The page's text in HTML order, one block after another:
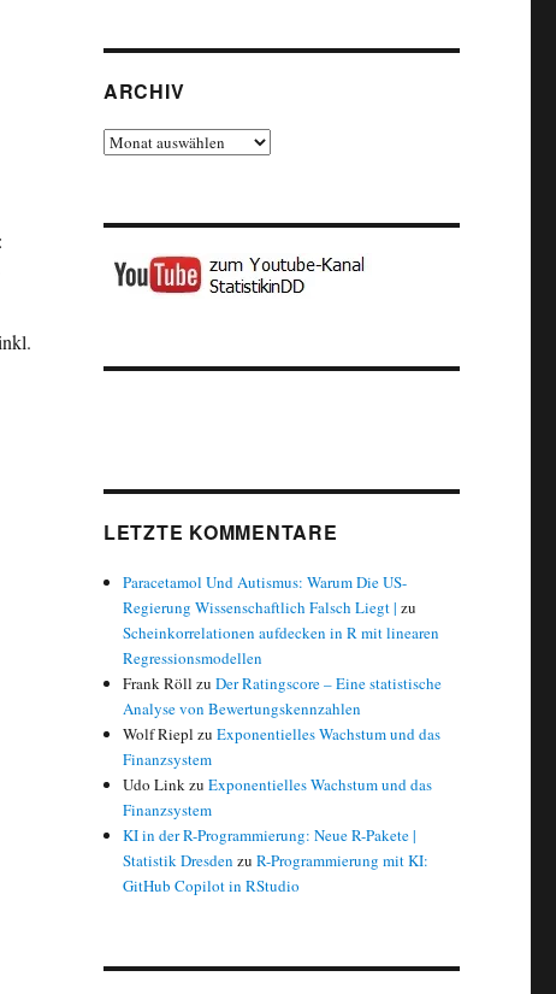
ARCHIV
Archiv
LETZTE KOMMENTARE
Paracetamol Und Autismus: Warum Die US-
Regierung Wissenschaftlich Falsch Liegt | zu
Scheinkorrelationen aufdecken in R mit linearen
Regressionsmodellen
Frank Röll zuDer Ratingscore – Eine statistische
Analyse von Bewertungskennzahlen
Wolf Riepl zuExponentielles Wachstum und das
Finanzsystem
Udo LinkzuExponentielles Wachstum und das
Finanzsystem
KI in der R-Programmierung: Neue R-Pakete |
Statistik Dresden zuR-Programmierung mit KI:
GitHub Copilot in RStudio